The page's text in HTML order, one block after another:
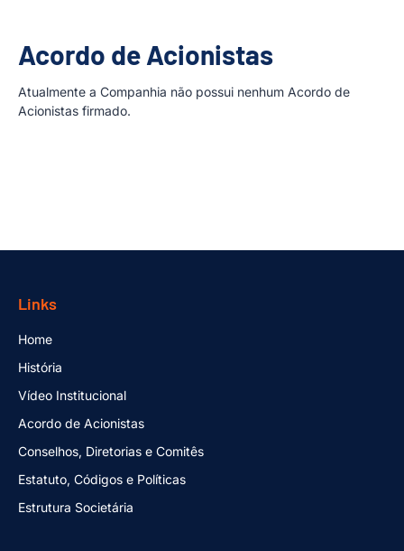
Acordo de Acionistas
Atualmente a Companhia não possui nenhum Acordo de
Acionistas firmado.
Links
Home
História
Vídeo Institucional
Acordo de Acionistas
Conselhos, Diretorias e Comitês
Estatuto, Códigos e Políticas
Estrutura Societária